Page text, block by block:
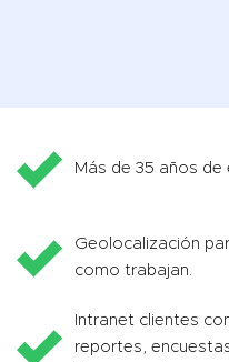
Más de 35 años de
Geolocalización
como trabajan.
Intranet clientes
reportes,